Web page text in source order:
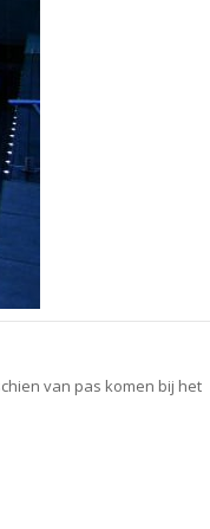
van pas komen bij het